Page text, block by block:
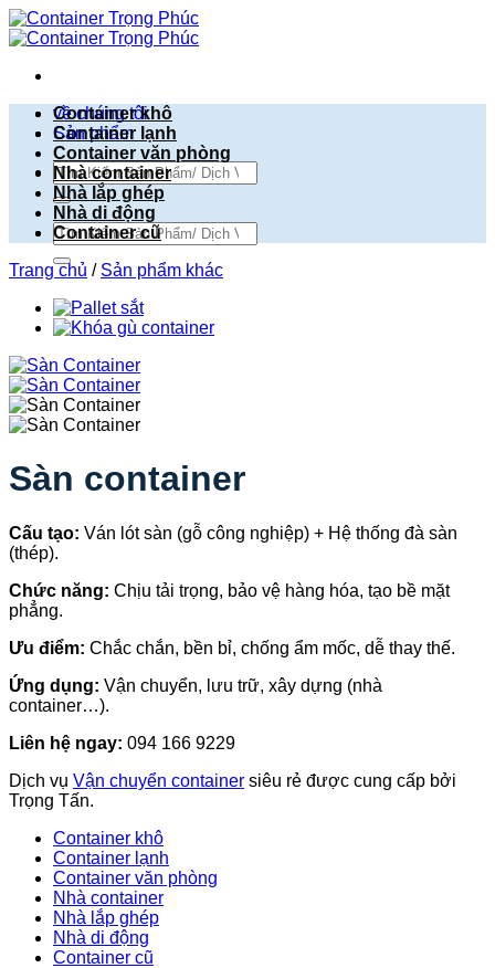
Bỏ
qua
dung
về chúng tôi
Sản phẩm
Tìm
kiếm:
Tìm
kiếm:
Container khô
Container lạnh
Container văn phòng
Nhà container
Nhà lắp ghép
Nhà di động
Container cũ
Trang chủ / Sản phẩm khác
Sàn container
Cấu tạo: Ván lót sàn (gỗ công nghiệp) + Hệ thống đà sàn
(thép).
Chức năng: Chịu tải trọng, bảo vệ hàng hóa, tạo bề mặt
phẳng.
Ưu điểm: Chắc chắn, bền bỉ, chống ẩm mốc, dễ thay thế.
Ứng dụng: Vận chuyển, lưu trữ, xây dựng (nhà
container…).
Liên hệ ngay: 094 166 9229
Dịch vụ Vận chuyển container siêu rẻ được cung cấp bởi
Trọng Tấn.
Container khô
Container lạnh
Container văn phòng
Nhà container
Nhà lắp ghép
Nhà di động
Container cũ